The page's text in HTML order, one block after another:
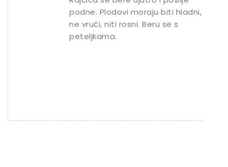
podne. Plodovi moraju biti hladni,
ne vrući, niti rosni. Beru se s
peteljkama.